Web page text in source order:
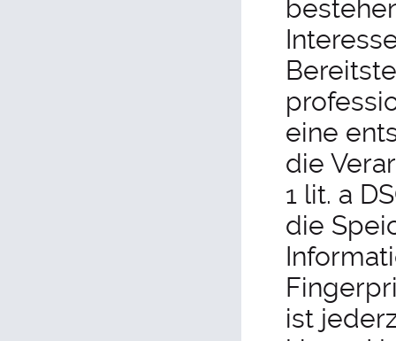
eine
die
1 lit. a
die
ist